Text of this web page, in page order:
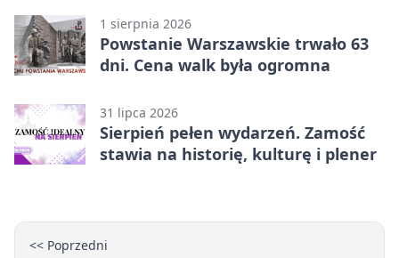
1 sierpnia 2026
Powstanie Warszawskie trwało 63
dni. Cena walk była ogromna
31 lipca 2026
Sierpień pełen wydarzeń. Zamość
stawia na historię, kulturę i plener
<< Poprzedni